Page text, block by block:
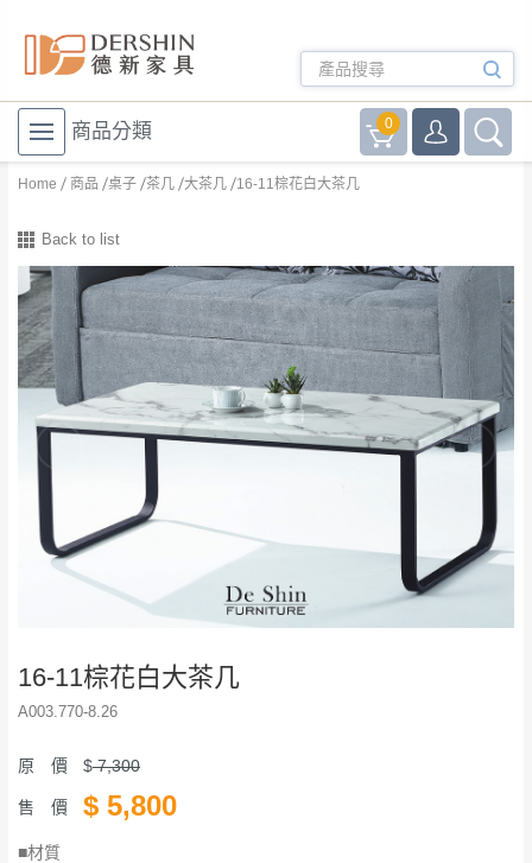
商品分類 0
Home 商品 桌子 茶几 大茶几 16-11棕花白大茶几
Back to list
16-11棕花白大茶几
A003.770-8.26
原 價 $7,300
售 價 $ 5,800
■材質